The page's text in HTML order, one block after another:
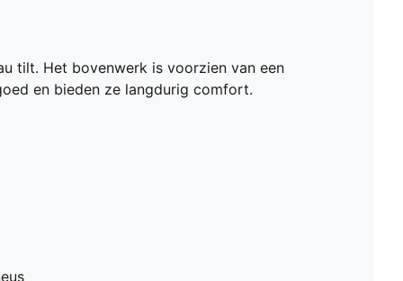
tilt. Het bovenwerk is voorzien van een
en bieden ze langdurig comfort.